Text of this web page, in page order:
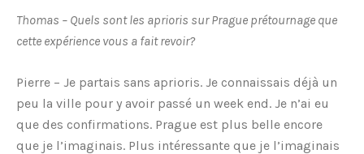
Thomas – Quels sont les aprioris sur Prague prétournage que
cette expérience vous a fait revoir?
Pierre – Je partais sans aprioris. Je connaissais déjà un
peu la ville pour y avoir passé un week end. Je n’ai eu
que des confirmations. Prague est plus belle encore
que je l’imaginais. Plus intéressante que je l’imaginais